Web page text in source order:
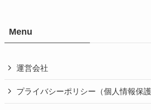
Menu
運営会社
プライバシーポリシー（個人情報保護